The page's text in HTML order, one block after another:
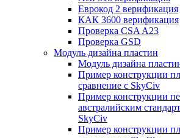
Еврокод 2 верификация
КАК 3600 верификация
Проверка CSA A23
Проверка GSD
Модуль дизайна пластин
Модуль дизайна
Пример конструкции
сравнение с SkyCiv
Пример конструкции
австралийским
SkyCiv
Пример конструкции